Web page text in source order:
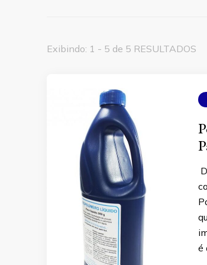
Exibindo: 1 - 5 de 5 RESULTADOS
é